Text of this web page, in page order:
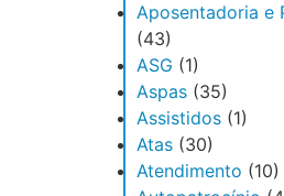
Aposentadoria e
(43)
ASG (1)
Aspas (35)
Assistidos (1)
Atas (30)
Atendimento (10)